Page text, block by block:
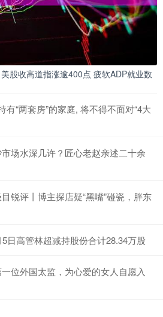
股收高道指涨逾400点 疲软ADP就业数
“两套房”的家庭, 将不得不面对“4大
场水深几许？匠心老赵亲述二十余
锐评丨博主探店疑“黑嘴”碰瓷，胖东
日高管林超减持股份合计28.34万股
位外国太监，为心爱的女人自愿入